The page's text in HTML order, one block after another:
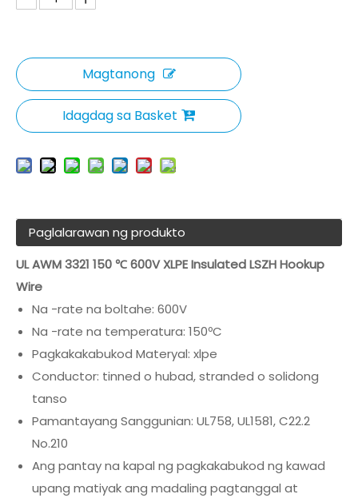
Magtanong
Idagdag sa Basket
Paglalarawan ng produkto
UL AWM 3321 150 ℃ 600V XLPE Insulated LSZH Hookup
Wire
Na -rate na boltahe: 600V
Na -rate na temperatura: 150ºC
Pagkakakabukod Materyal: xlpe
Conductor: tinned o hubad, stranded o solidong
tanso
Pamantayang Sanggunian: UL758, UL1581, C22.2
No.210
Ang pantay na kapal ng pagkakabukod ng kawad
upang matiyak ang madaling pagtanggal at